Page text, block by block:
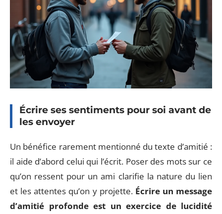
Écrire ses sentiments pour soi avant de
les envoyer
Un bénéfice rarement mentionné du texte d’amitié :
il aide d’abord celui qui l’écrit. Poser des mots sur ce
qu’on ressent pour un ami clarifie la nature du lien
et les attentes qu’on y projette. Écrire un message
d’amitié profonde est un exercice de lucidité